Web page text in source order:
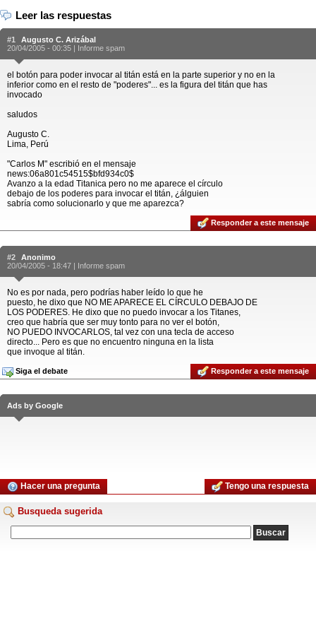
Leer las respuestas
#1
Augusto C. Arizábal
20/04/2005 - 00:35 | Informe spam
el botón para poder invocar al titán está en la parte superior y no en la
inferior como en el resto de "poderes"... es la figura del titán que has
invocado
saludos
Augusto C.
Lima, Perú
"Carlos M" escribió en el mensaje
news:06a801c54515$bfd934c0$
Avanzo a la edad Titanica pero no me aparece el círculo
debajo de los poderes para invocar el titán, ¿álguien
sabría como solucionarlo y que me aparezca?
Responder a este mensaje
#2
Anonimo
20/04/2005 - 18:47 | Informe spam
No es por nada, pero podrías haber leído lo que he
puesto, he dixo que NO ME APARECE EL CÍRCULO DEBAJO DE
LOS PODERES. He dixo que no puedo invocar a los Titanes,
creo que habría que ser muy tonto para no ver el botón,
NO PUEDO INVOCARLOS, tal vez con una tecla de acceso
directo... Pero es que no encuentro ninguna en la lista
que invoque al titán.
Siga el debate Responder a este mensaje
Ads by Google
Hacer una pregunta Tengo una respuesta
Busqueda sugerida